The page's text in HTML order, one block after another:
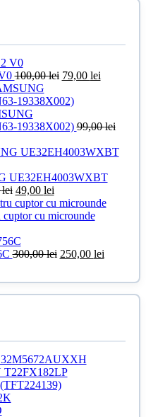
100,00lei Prețul
a
100,00 lei.
79,00 leiPrețul
19338X002)99,00lei
UE32EH4003WXBT
lei Prețul
inițial
a
70,00 lei.
49,00 leiPrețul
curent
este:
cu microunde
300,00lei Prețul
fost:
250,00 leiPrețul
250,00